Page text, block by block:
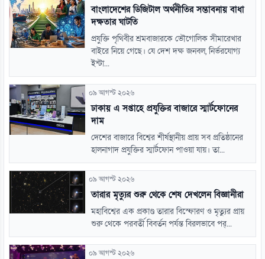
বাংলাদেশের ডিজিটাল অর্থনীতির সম্ভাবনায় বাধা
দক্ষতার ঘাটতি
প্রযুক্তি পৃথিবীর শ্রমবাজারকে ভৌগোলিক সীমারেখার
বাইরে নিয়ে গেছে। যে দেশ দক্ষ জনবল, নির্ভরযোগ্য
ইন্টা...
০৯ আগস্ট ২০২৬
ঢাকায় এ সপ্তাহে প্রযুক্তির বাজারে স্মার্টফোনের
দাম
দেশের বাজারে বিশ্বের শীর্ষস্থানীয় প্রায় সব প্রতিষ্ঠানের
হালনাগাদ প্রযুক্তির স্মার্টফোন পাওয়া যায়। তা...
০৯ আগস্ট ২০২৬
তারার মৃত্যুর শুরু থেকে শেষ দেখলেন বিজ্ঞানীরা
মহাবিশ্বের এক প্রকাণ্ড তারার বিস্ফোরণ ও মৃত্যুর প্রায়
শুরু থেকে পরবর্তী বিবর্তন পর্যন্ত বিরলভাবে পর্...
০৯ আগস্ট ২০২৬